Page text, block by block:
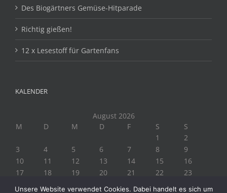
Des Biogärtners Gemüse-Hitparade
Richtig gießen!
12 x Lesestoff für Gartenfans
KALENDER
August 2026
M
D M D F S
S
1
2
3
4 5 6 7 8
9
10
11 12 13 14 15
16
17
18 19 20 21 22
23
Unsere Website verwendet Cookies. Dabei handelt es sich um